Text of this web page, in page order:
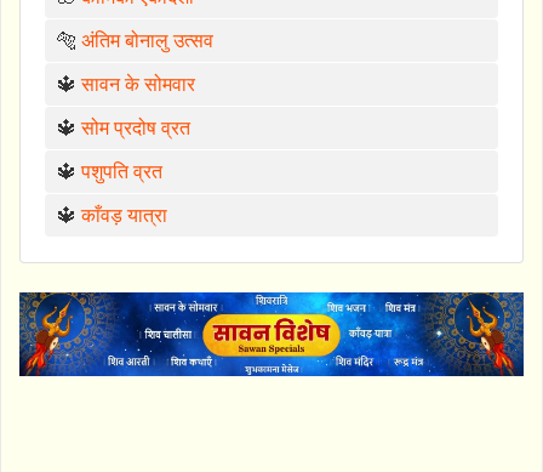
🐅 अंतिम बोनालु उत्सव
🔱सावन के सोमवार
🔱सोम प्रदोष व्रत
🔱पशुपति व्रत
🔱काँवड़ यात्रा